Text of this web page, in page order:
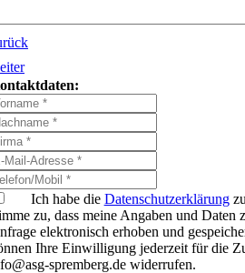
Ich habe die Datenschutzerklärung
zu, dass meine Angaben und Daten
elektronisch erhoben und
Ihre Einwilligung jederzeit für die
spremberg.de widerrufen.